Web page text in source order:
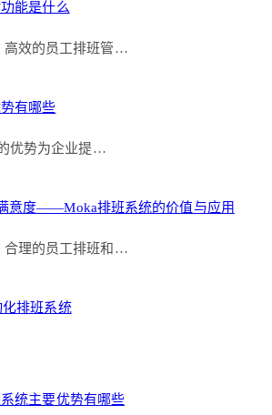
能是什么
高效的员工排班管…
有哪些
优势为企业提…
意度——Moka排班系统的价值与应用
合理的员工排班和…
化排班系统
统主要优势有哪些